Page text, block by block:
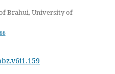
Brahui, University of